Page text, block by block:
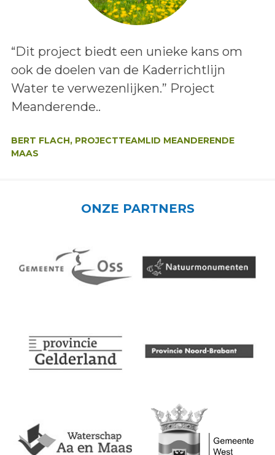
Lees het bericht:
“Dit project biedt een unieke kans om
ook de doelen van de Kaderrichtlijn
Water te verwezenlijken.” Project
Meanderende..
BERT FLACH, PROJECTTEAMLID MEANDERENDE
MAAS
ONZE PARTNERS